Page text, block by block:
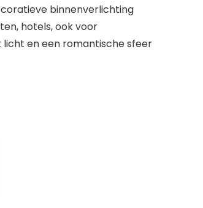
binnenverlichting
hotels, ook voor
en een romantische sfeer